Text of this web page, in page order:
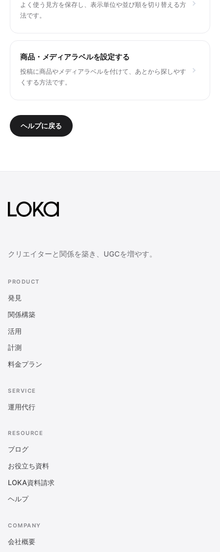
よく使う見方を保存し、表示単位や並び順を切り替える方
法です。
商品・メディアラベルを設定する
投稿に商品やメディアラベルを付けて、あとから探しやす
くする方法です。
ヘルプに戻る
クリエイターと関係を築き、UGCを増やす。
PRODUCT
発見
関係構築
活用
計測
料金プラン
SERVICE
運用代行
RESOURCE
ブログ
お役立ち資料
LOKA資料請求
ヘルプ
COMPANY
会社概要